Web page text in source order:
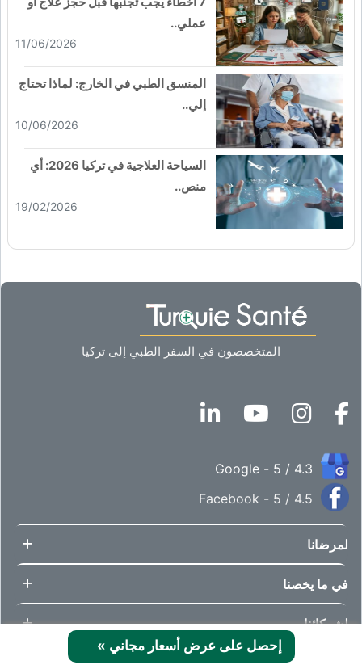
عملي..
11/06/2026
المنسق الطبي في الخارج: لماذا تحتاج
إلي..
10/06/2026
السياحة العلاجية في تركيا 2026: أي
منص..
19/02/2026
المتخصصون في السفر الطبي إلى تركيا
4.3 / 5 - Google
4.5 / 5 - Facebook
لمرضانا
في ما يخصنا
لشركائنا
السياسات العامة
إحصل على عرض أسعار مجاني »